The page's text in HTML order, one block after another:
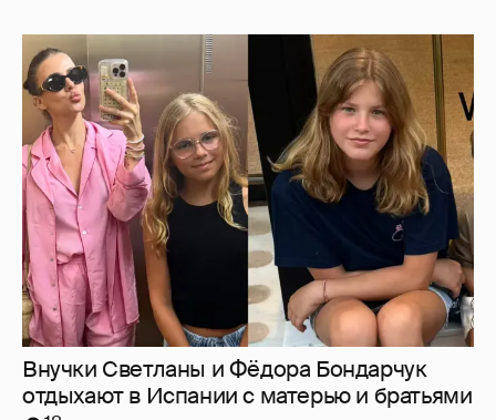
Внучки Светланы и Фёдора Бондарчук
отдыхают в Испании с матерью и братьями
18